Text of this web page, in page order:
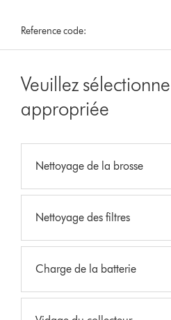
Reference code:
Veuillez
appropriée
Nettoyage de la brosse
Nettoyage des filtres
Charge de la batterie